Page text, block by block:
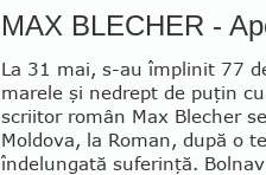
MAX BLECHER -
La 31 mai, s-au împlinit 77
marele şi nedrept de puţin
scri­i­tor român Max Blecher
Mol­do­va, la Roman, după o
îndelungată su­fe­rinţă.